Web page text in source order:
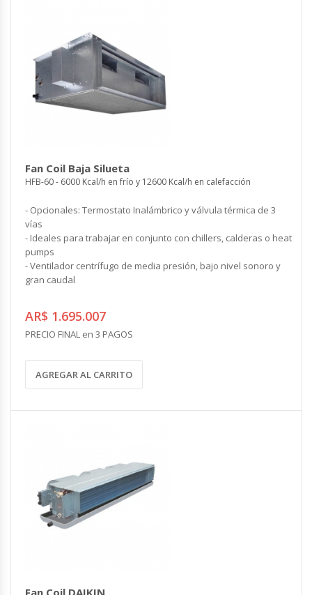
Fan Coil Baja Silueta
HFB-60 - 6000 Kcal/h en frío y 12600 Kcal/h en calefacción
- Opcionales: Termostato Inalámbrico y válvula térmica de 3
vías
- Ideales para trabajar en conjunto con chillers, calderas o heat
pumps
- Ventilador centrífugo de media presión, bajo nivel sonoro y
gran caudal
AR$ 1.695.007
PRECIO FINAL en 3 PAGOS
AGREGAR AL CARRITO
Fan Coil DAIKIN